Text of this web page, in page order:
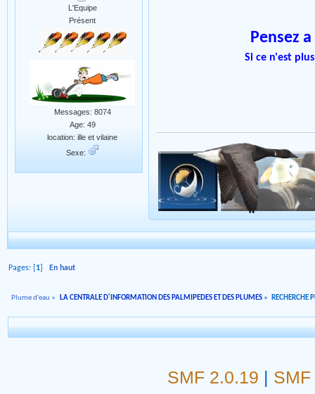
L'Equipe
Présent
Messages: 8074
Age: 49
location: ille et vilaine
Sexe:
Pensez
Si ce n'est
Pages: [ 1 En haut
Plume d'eau » LA CENTRALE D'INFORMATION DES PALMIPEDES ET DES PLUMES » RECHERCHE
SMF 2.0.19 |